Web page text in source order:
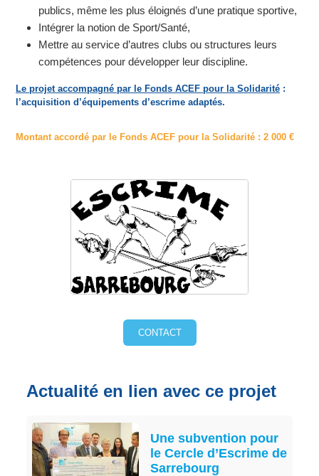
publics, même les plus éloignés d’une pratique sportive,
Intégrer la notion de Sport/Santé,
Mettre au service d’autres clubs ou structures leurs
compétences pour développer leur discipline.
Le projet accompagné par le Fonds ACEF pour la Solidarité :
l’acquisition d’équipements d’escrime adaptés.
Montant accordé par le Fonds ACEF pour la Solidarité : 2 000 €
CONTACT
Actualité en lien avec ce projet
Une subvention pour
le Cercle d’Escrime de
Sarrebourg